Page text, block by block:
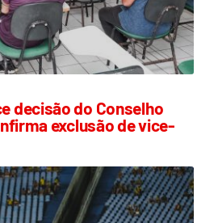
decisão do Conselho
exclusão de vice-